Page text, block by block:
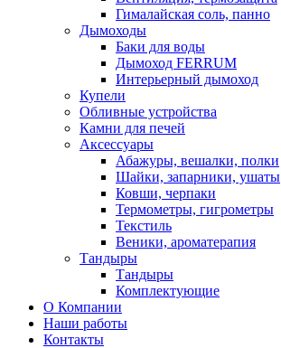
Гималайская соль, панно
Дымоходы
Баки для воды
Дымоход FERRUM
Интерьерный дымоход
Купели
Обливные устройства
Камни для печей
Аксессуары
Абажуры, вешалки, полки
Шайки, запарники, ушаты
Ковши, черпаки
Термометры, гигрометры
Текстиль
Веники, ароматерапия
Тандыры
Тандыры
Комплектующие
О Компании
Наши работы
Контакты